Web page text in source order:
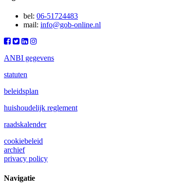
bel: 06-51724483
mail: info@gob-online.nl
ANBI gegevens
statuten
beleidsplan
huishoudelijk reglement
raadskalender
cookiebeleid
archief
privacy policy
Navigatie